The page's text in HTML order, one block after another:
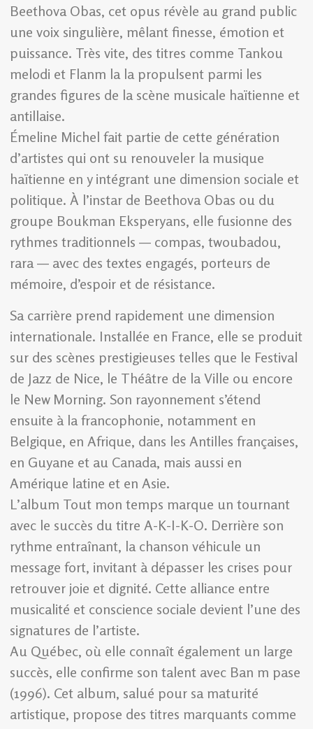
Beethova Obas, cet opus révèle au grand public
une voix singulière, mêlant finesse, émotion et
puissance. Très vite, des titres comme Tankou
melodi et Flanm la la propulsent parmi les
grandes figures de la scène musicale haïtienne et
antillaise.
Émeline Michel fait partie de cette génération
d’artistes qui ont su renouveler la musique
haïtienne en y intégrant une dimension sociale et
politique. À l’instar de Beethova Obas ou du
groupe Boukman Eksperyans, elle fusionne des
rythmes traditionnels — compas, twoubadou,
rara — avec des textes engagés, porteurs de
mémoire, d’espoir et de résistance.
Sa carrière prend rapidement une dimension
internationale. Installée en France, elle se produit
sur des scènes prestigieuses telles que le Festival
de Jazz de Nice, le Théâtre de la Ville ou encore
le New Morning. Son rayonnement s’étend
ensuite à la francophonie, notamment en
Belgique, en Afrique, dans les Antilles françaises,
en Guyane et au Canada, mais aussi en
Amérique latine et en Asie.
L’album Tout mon temps marque un tournant
avec le succès du titre A-K-I-K-O. Derrière son
rythme entraînant, la chanson véhicule un
message fort, invitant à dépasser les crises pour
retrouver joie et dignité. Cette alliance entre
musicalité et conscience sociale devient l’une des
signatures de l’artiste.
Au Québec, où elle connaît également un large
succès, elle confirme son talent avec Ban m pase
(1996). Cet album, salué pour sa maturité
artistique, propose des titres marquants comme